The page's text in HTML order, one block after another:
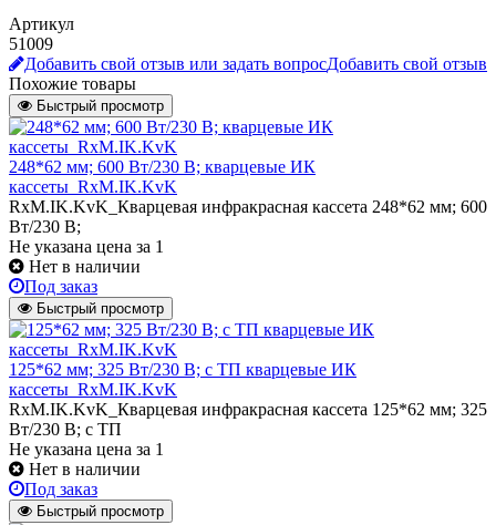
Артикул
51009
Добавить свой отзыв или задать вопросДобавить свой отзыв
Похожие товары
Быстрый просмотр
248*62 мм; 600 Вт/230 В; кварцевые ИК
кассеты_RxM.IK.KvK
RxM.IK.KvK_Кварцевая инфракрасная кассета 248*62 мм; 600
Вт/230 В;
Не указана цена за 1
Нет в наличии
Под заказ
Быстрый просмотр
125*62 мм; 325 Вт/230 В; с ТП кварцевые ИК
кассеты_RxM.IK.KvK
RxM.IK.KvK_Кварцевая инфракрасная кассета 125*62 мм; 325
Вт/230 В; с ТП
Не указана цена за 1
Нет в наличии
Под заказ
Быстрый просмотр